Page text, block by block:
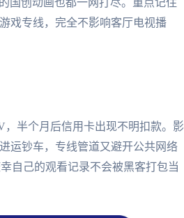
戏专线，完全不影响客厅电视播
半个月后信用卡出现不明扣款。影
运钞车，专线管道又避开公共网络
自己的观看记录不会被黑客打包当